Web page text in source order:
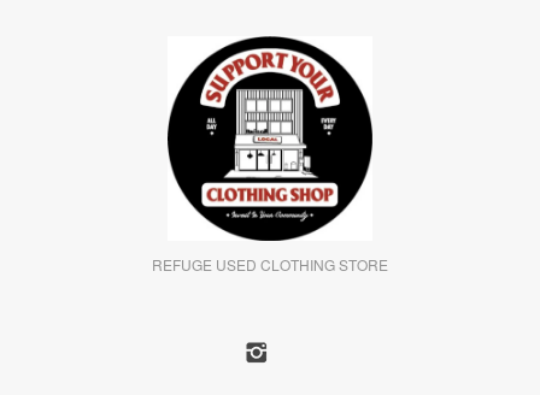
REFUGE USED CLOTHING STORE